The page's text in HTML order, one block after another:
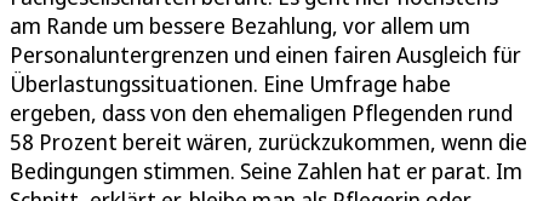
am Rande um bessere Bezahlung, vor allem um
Personaluntergrenzen und einen fairen Ausgleich für
Überlastungssituationen. Eine Umfrage habe
ergeben, dass von den ehemaligen Pflegenden rund
58 Prozent bereit wären, zurückzukommen, wenn die
Bedingungen stimmen. Seine Zahlen hat er parat. Im